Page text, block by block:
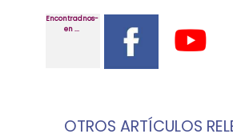
Encontradnos-
en ...
OTROS ARTÍCULOS